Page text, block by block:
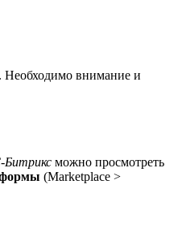
Необходимо внимание и
Битрикс можно просмотреть
(Marketplace >